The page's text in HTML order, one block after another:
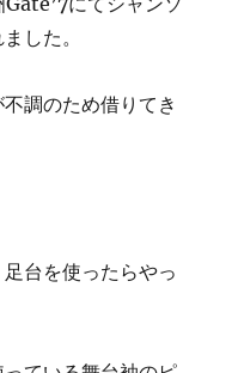
した。
調のため借りてき
台を使ったらやっ